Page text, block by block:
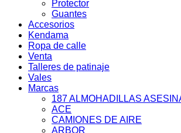
Protector
Guantes
Accesorios
Kendama
Ropa de calle
Venta
Talleres de patinaje
Vales
Marcas
187 ALMOHADILLAS
ACE
CAMIONES DE AIRE
ARBOR